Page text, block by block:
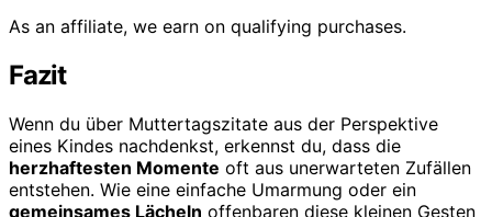
As an affiliate, we earn on qualifying purchases.
Fazit
Wenn du über Muttertagszitate aus der Perspektive
eines Kindes nachdenkst, erkennst du, dass die
herzhaftesten Momente oft aus unerwarteten Zufällen
entstehen. Wie eine einfache Umarmung oder ein
gemeinsames Lächeln offenbaren diese kleinen Gesten